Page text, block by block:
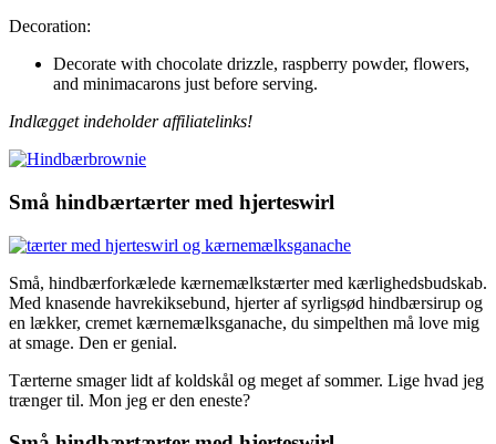
Decoration:
Decorate with chocolate drizzle, raspberry powder, flowers,
and minimacarons just before serving.
Indlægget indeholder affiliatelinks!
Små hindbærtærter med hjerteswirl
Små, hindbærforkælede kærnemælkstærter med kærlighedsbudskab.
Med knasende havrekiksebund, hjerter af syrligsød hindbærsirup og
en lækker, cremet kærnemælksganache, du simpelthen må love mig
at smage. Den er genial.
Tærterne smager lidt af koldskål og meget af sommer. Lige hvad jeg
trænger til. Mon jeg er den eneste?